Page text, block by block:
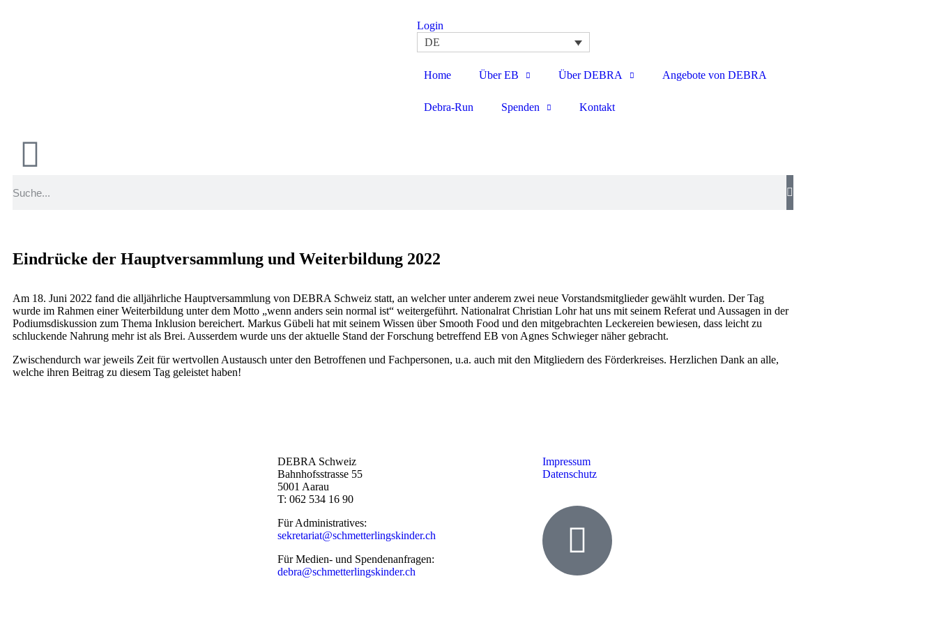
Login
DE
Home Über EB Über DEBRA Angebote von DEBRA
Debra-Run Spenden Kontakt
Eindrücke der Hauptversammlung und Weiterbildung 2022
Am 18. Juni 2022 fand die alljährliche Hauptversammlung von DEBRA Schweiz statt, an welcher unter anderem zwei neue Vorstandsmitglieder gewählt wurden. Der Tag
wurde im Rahmen einer Weiterbildung unter dem Motto „wenn anders sein normal ist“ weitergeführt. Nationalrat Christian Lohr hat uns mit seinem Referat und Aussagen in der
Podiumsdiskussion zum Thema Inklusion bereichert. Markus Gübeli hat mit seinem Wissen über Smooth Food und den mitgebrachten Leckereien bewiesen, dass leicht zu
schluckende Nahrung mehr ist als Brei. Ausserdem wurde uns der aktuelle Stand der Forschung betreffend EB von Agnes Schwieger näher gebracht.
Zwischendurch war jeweils Zeit für wertvollen Austausch unter den Betroffenen und Fachpersonen, u.a. auch mit den Mitgliedern des Förderkreises. Herzlichen Dank an alle,
welche ihren Beitrag zu diesem Tag geleistet haben!
DEBRA Schweiz
Bahnhofsstrasse 55
5001 Aarau
T: 062 534 16 90
Für Administratives:
sekretariat@schmetterlingskinder.ch
Für Medien- und Spendenanfragen:
debra@schmetterlingskinder.ch
Impressum
Datenschutz